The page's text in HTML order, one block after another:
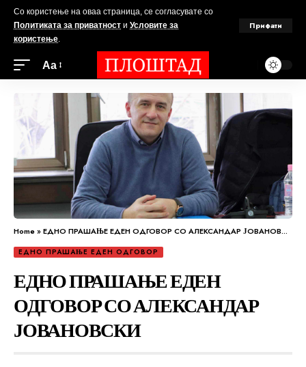
Со користење на оваа страница, се согласувате со
Политиката за приватност и Условите за
користење.
Прифати
Аа
Home»ЕДНО ПРАШАЊЕ ЕДЕН ОДГОВОР СО АЛЕКСАНДАР ЈОВАНОВСКИ
ЕДНО ПРАШАЊЕ ЕДЕН ОДГОВОР
ЕДНО ПРАШАЊЕ ЕДЕН
ОДГОВОР СО АЛЕКСАНДАР
ЈОВАНОВСКИ